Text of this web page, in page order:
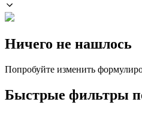
Ничего не нашлось
Попробуйте изменить
Быстрые фильтры